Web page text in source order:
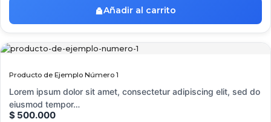
Añadir al carrito
Producto de Ejemplo Número 1
Lorem ipsum dolor sit amet, consectetur adipiscing elit, sed do
eiusmod tempor…
$ 500.000